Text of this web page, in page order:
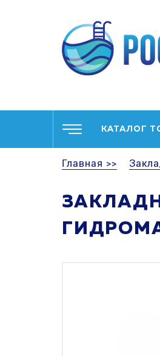
КАТАЛОГ
Главная >>